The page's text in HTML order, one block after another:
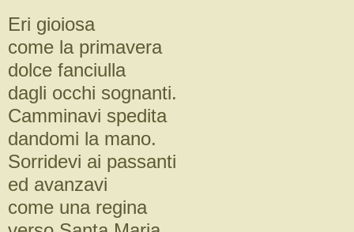
Eri gioiosa
come la primavera
dolce fanciulla
dagli occhi sognanti.
Camminavi spedita
dandomi la mano.
Sorridevi ai passanti
ed avanzavi
come una regina